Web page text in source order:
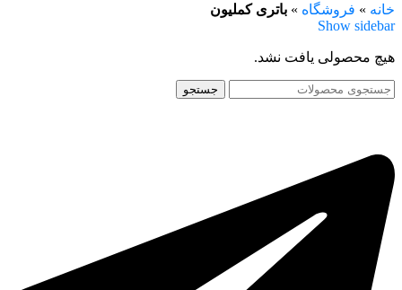
خانه » فروشگاه » باتری کملیون
Show sidebar
هیچ محصولی یافت نشد.
جستجو